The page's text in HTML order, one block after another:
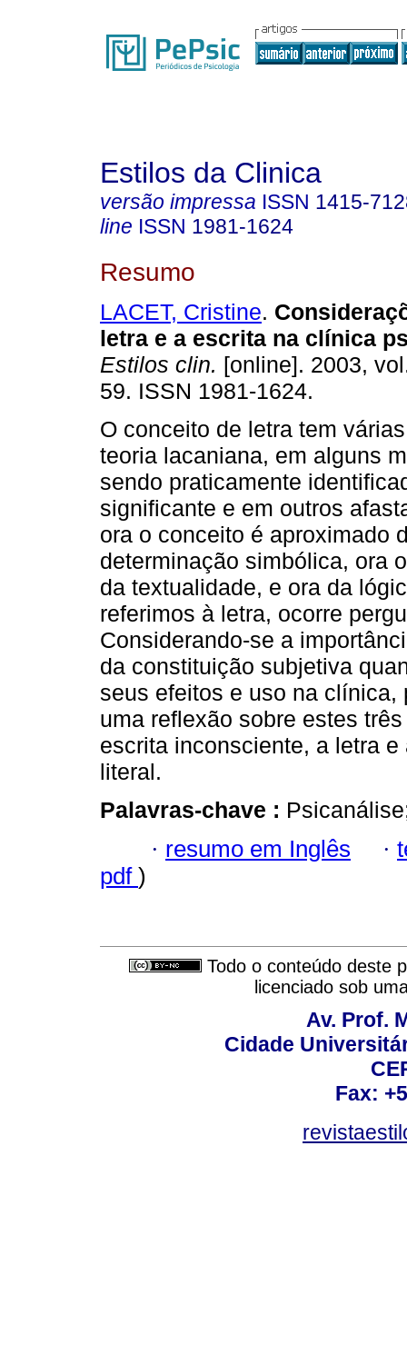
Estilos da Clinica
versão impressa ISSN 1415-
line ISSN 1981-1624
Resumo
LACET, Cristine.
letra e a escrita na clínica
Estilos clin. [online]. 2003,
59. ISSN 1981-1624.
O conceito de letra tem
teoria lacaniana, em alguns
sendo praticamente
significante e em outros
ora o conceito é aproximado
determinação simbólica, ora
da textualidade, e ora da
referimos à letra, ocorre
Considerando-se a
da constituição subjetiva
seus efeitos e uso na clínica,
uma reflexão sobre estes
escrita inconsciente, a letra
literal.
Palavras-chave :
· resumo em Inglês ·
pdf )
Todo o conteúdo deste
licenciado sob
Av. Prof.
Cidade
Fax: